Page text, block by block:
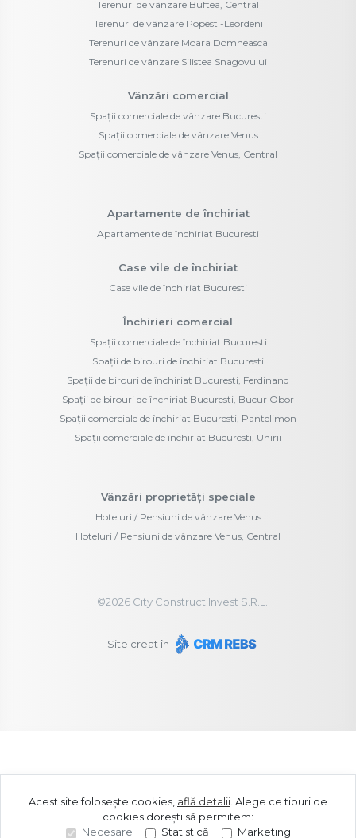
Terenuri de vânzare Buftea, Central
Terenuri de vânzare Popesti-Leordeni
Terenuri de vânzare Moara Domneasca
Terenuri de vânzare Silistea Snagovului
Vânzări comercial
Spații comerciale de vânzare Bucuresti
Spații comerciale de vânzare Venus
Spații comerciale de vânzare Venus, Central
Apartamente de închiriat
Apartamente de închiriat Bucuresti
Case vile de închiriat
Case vile de închiriat Bucuresti
Închirieri comercial
Spații comerciale de închiriat Bucuresti
Spații de birouri de închiriat Bucuresti
Spații de birouri de închiriat Bucuresti, Ferdinand
Spații de birouri de închiriat Bucuresti, Bucur Obor
Spații comerciale de închiriat Bucuresti, Pantelimon
Spații comerciale de închiriat Bucuresti, Unirii
Vânzări proprietăți speciale
Hoteluri / Pensiuni de vânzare Venus
Hoteluri / Pensiuni de vânzare Venus, Central
©2026City Construct Invest S.R.L.
Site creat în
Acest site folosește cookies, află detalii Alege ce tipuri de
cookies dorești să permitem:
Necesare
Statistică Marketing